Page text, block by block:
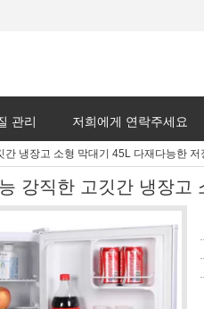
관리 저희에게 연락주세요
간 냉장고 소형 막대기 45L 다재다능한 저
강직한 고깃간 냉장고